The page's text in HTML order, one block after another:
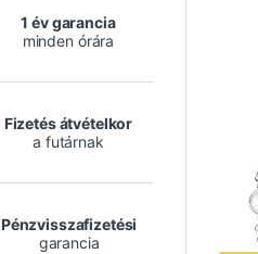
1 év garancia
minden órára
Fizetés átvételkor
a futárnak
Pénzvisszafizetési
garancia